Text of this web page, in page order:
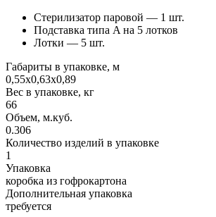
Стерилизатор паровой — 1 шт.
Подставка типа A на 5 лотков
Лотки — 5 шт.
Габариты в упаковке, м
0,55х0,63х0,89
Вес в упаковке, кг
66
Объем, м.куб.
0.306
Количество изделий в упаковке
1
Упаковка
коробка из гофрокартона
Дополнительная упаковка
требуется